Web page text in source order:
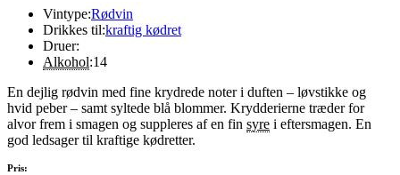
Vintype:Rødvin
Drikkes til:kraftig kødret
Druer:
Alkohol:14
En dejlig rødvin med fine krydrede noter i duften – løvstikke og
hvid peber – samt syltede blå blommer. Krydderierne træder for
alvor frem i smagen og suppleres af en fin syre i eftersmagen. En
god ledsager til kraftige kødretter.
Pris: